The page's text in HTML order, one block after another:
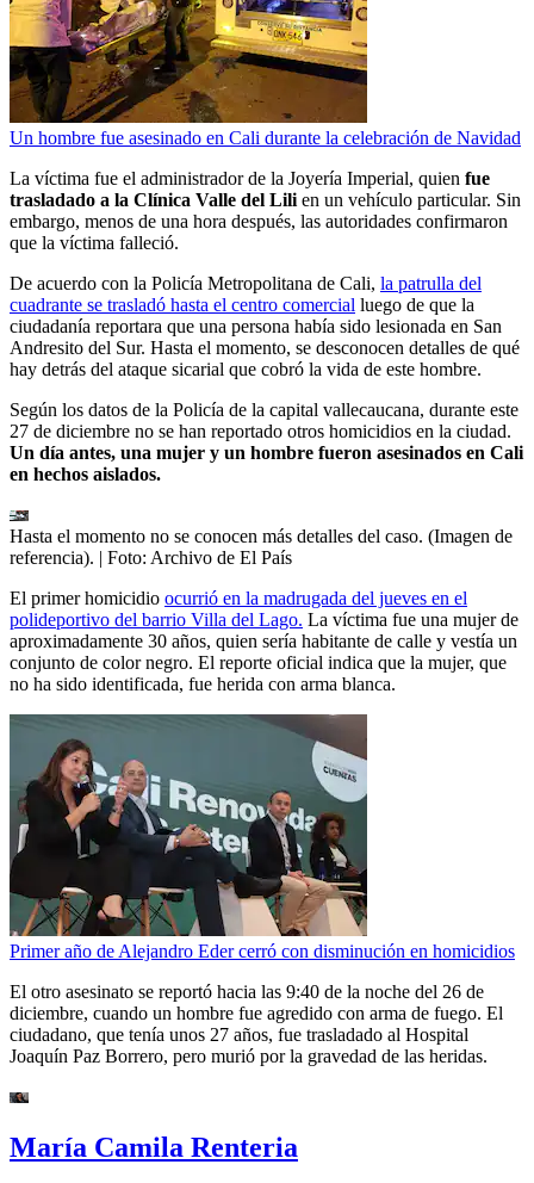
Un hombre fue asesinado en Cali durante la celebración de Navidad
La víctima fue el administrador de la Joyería Imperial, quien fue
trasladado a la Clínica Valle del Lili en un vehículo particular. Sin
embargo, menos de una hora después, las autoridades confirmaron
que la víctima falleció.
De acuerdo con la Policía Metropolitana de Cali, la patrulla del
cuadrante se trasladó hasta el centro comercial luego de que la
ciudadanía reportara que una persona había sido lesionada en San
Andresito del Sur. Hasta el momento, se desconocen detalles de qué
hay detrás del ataque sicarial que cobró la vida de este hombre.
Según los datos de la Policía de la capital vallecaucana, durante este
27 de diciembre no se han reportado otros homicidios en la ciudad.
Un día antes, una mujer y un hombre fueron asesinados en Cali
en hechos aislados.
Hasta el momento no se conocen más detalles del caso. (Imagen de
referencia). | Foto: Archivo de El País
El primer homicidio ocurrió en la madrugada del jueves en el
polideportivo del barrio Villa del Lago. La víctima fue una mujer de
aproximadamente 30 años, quien sería habitante de calle y vestía un
conjunto de color negro. El reporte oficial indica que la mujer, que
no ha sido identificada, fue herida con arma blanca.
Primer año de Alejandro Eder cerró con disminución en homicidios
El otro asesinato se reportó hacia las 9:40 de la noche del 26 de
diciembre, cuando un hombre fue agredido con arma de fuego. El
ciudadano, que tenía unos 27 años, fue trasladado al Hospital
Joaquín Paz Borrero, pero murió por la gravedad de las heridas.
María Camila Renteria